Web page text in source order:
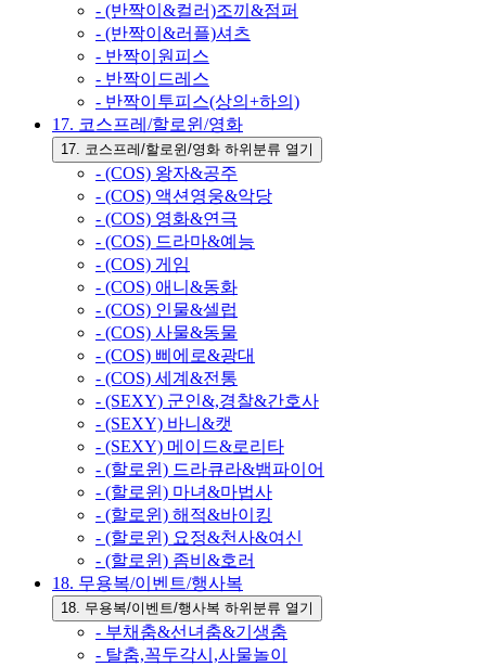
- (반짝이&컬러)조끼&점퍼
- (반짝이&러플)셔츠
- 반짝이원피스
- 반짝이드레스
- 반짝이투피스(상의+하의)
17. 코스프레/할로윈/영화
17. 코스프레/할로윈/영화 하위분류 열기
- (COS) 왕자&공주
- (COS) 액션영웅&악당
- (COS) 영화&연극
- (COS) 드라마&예능
- (COS) 게임
- (COS) 애니&동화
- (COS) 인물&셀럽
- (COS) 사물&동물
- (COS) 삐에로&광대
- (COS) 세계&전통
- (SEXY) 군인&,경찰&간호사
- (SEXY) 바니&캣
- (SEXY) 메이드&로리타
- (할로윈) 드라큐라&뱀파이어
- (할로윈) 마녀&마법사
- (할로윈) 해적&바이킹
- (할로윈) 요정&천사&여신
- (할로윈) 좀비&호러
18. 무용복/이벤트/행사복
18. 무용복/이벤트/행사복 하위분류 열기
- 부채춤&선녀춤&기생춤
- 탈춤,꼭두각시,사물놀이